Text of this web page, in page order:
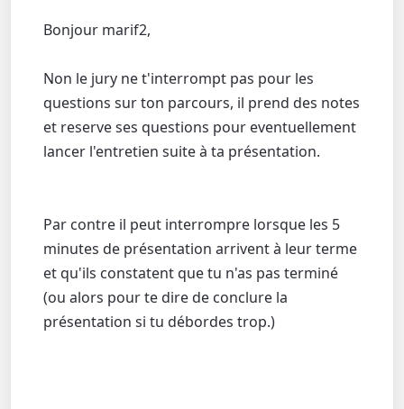
Bonjour marif2,
Non le jury ne t'interrompt pas pour les
questions sur ton parcours, il prend des notes
et reserve ses questions pour eventuellement
lancer l'entretien suite à ta présentation.
Par contre il peut interrompre lorsque les 5
minutes de présentation arrivent à leur terme
et qu'ils constatent que tu n'as pas terminé
(ou alors pour te dire de conclure la
présentation si tu débordes trop.)